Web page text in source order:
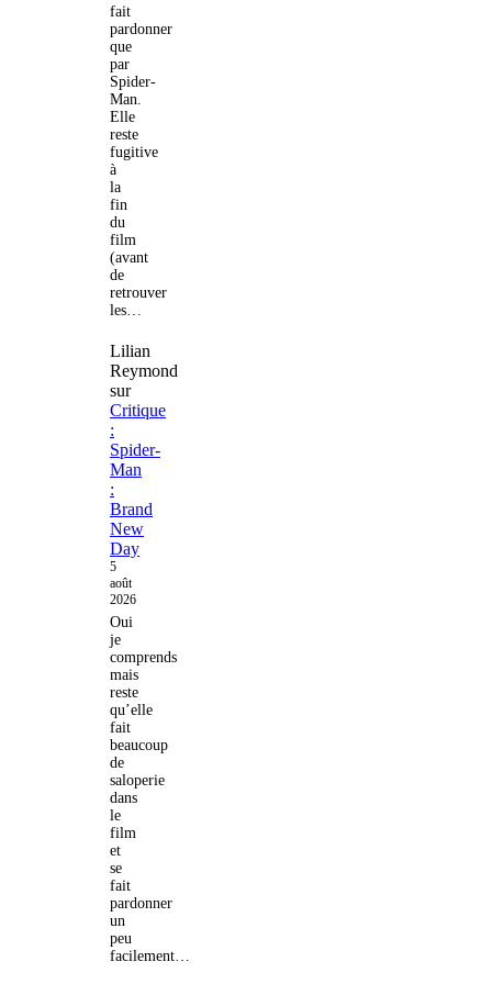
fait
pardonner
que
par
Spider-
Man.
Elle
reste
fugitive
à
la
fin
du
film
(avant
de
retrouver
les…
Lilian
Reymond
sur
Critique
:
Spider-
Man
:
Brand
New
Day
5
août
2026
Oui
je
comprends
mais
reste
qu’elle
fait
beaucoup
de
saloperie
dans
le
film
et
se
fait
pardonner
un
peu
facilement…